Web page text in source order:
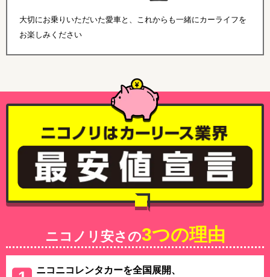
大切にお乗りいただいた愛車と、これからも一緒にカーライフを
お楽しみください
ニコノリ安さの3つの理由
ニコニコレンタカーを全国展開、